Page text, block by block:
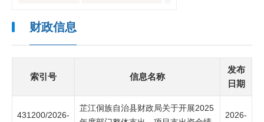
财政信息
索引号 信息名称
发布
日期
431200/2026-
芷江侗族自治县财政局关于开展2025
2026-